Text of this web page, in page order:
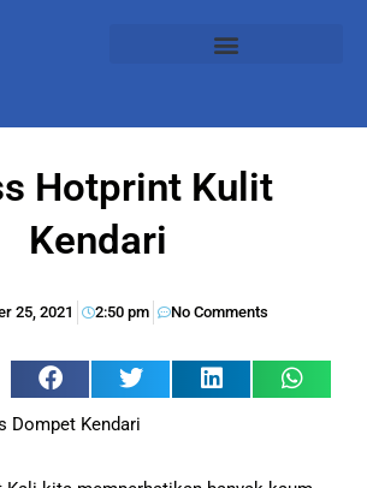
Hotprint Kulit
Kendari
25, 2021 2:50 pm No Comments
Dompet Kendari